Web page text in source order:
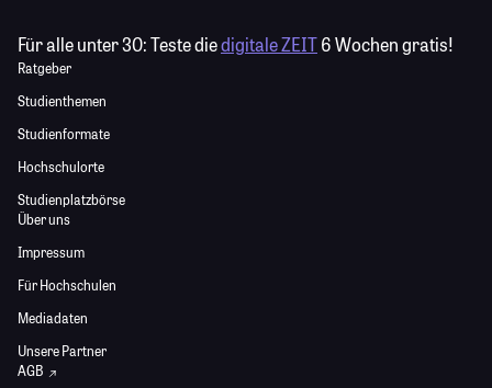
Für alle unter 30:Teste diedigitale ZEIT6 Wochen gratis!
Ratgeber
Studienthemen
Studienformate
Hochschulorte
Studienplatzbörse
Über uns
Impressum
Für Hochschulen
Mediadaten
Unsere Partner
AGB